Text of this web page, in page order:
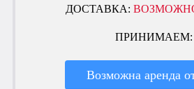
ДОСТАВКА:
Возможна аренда